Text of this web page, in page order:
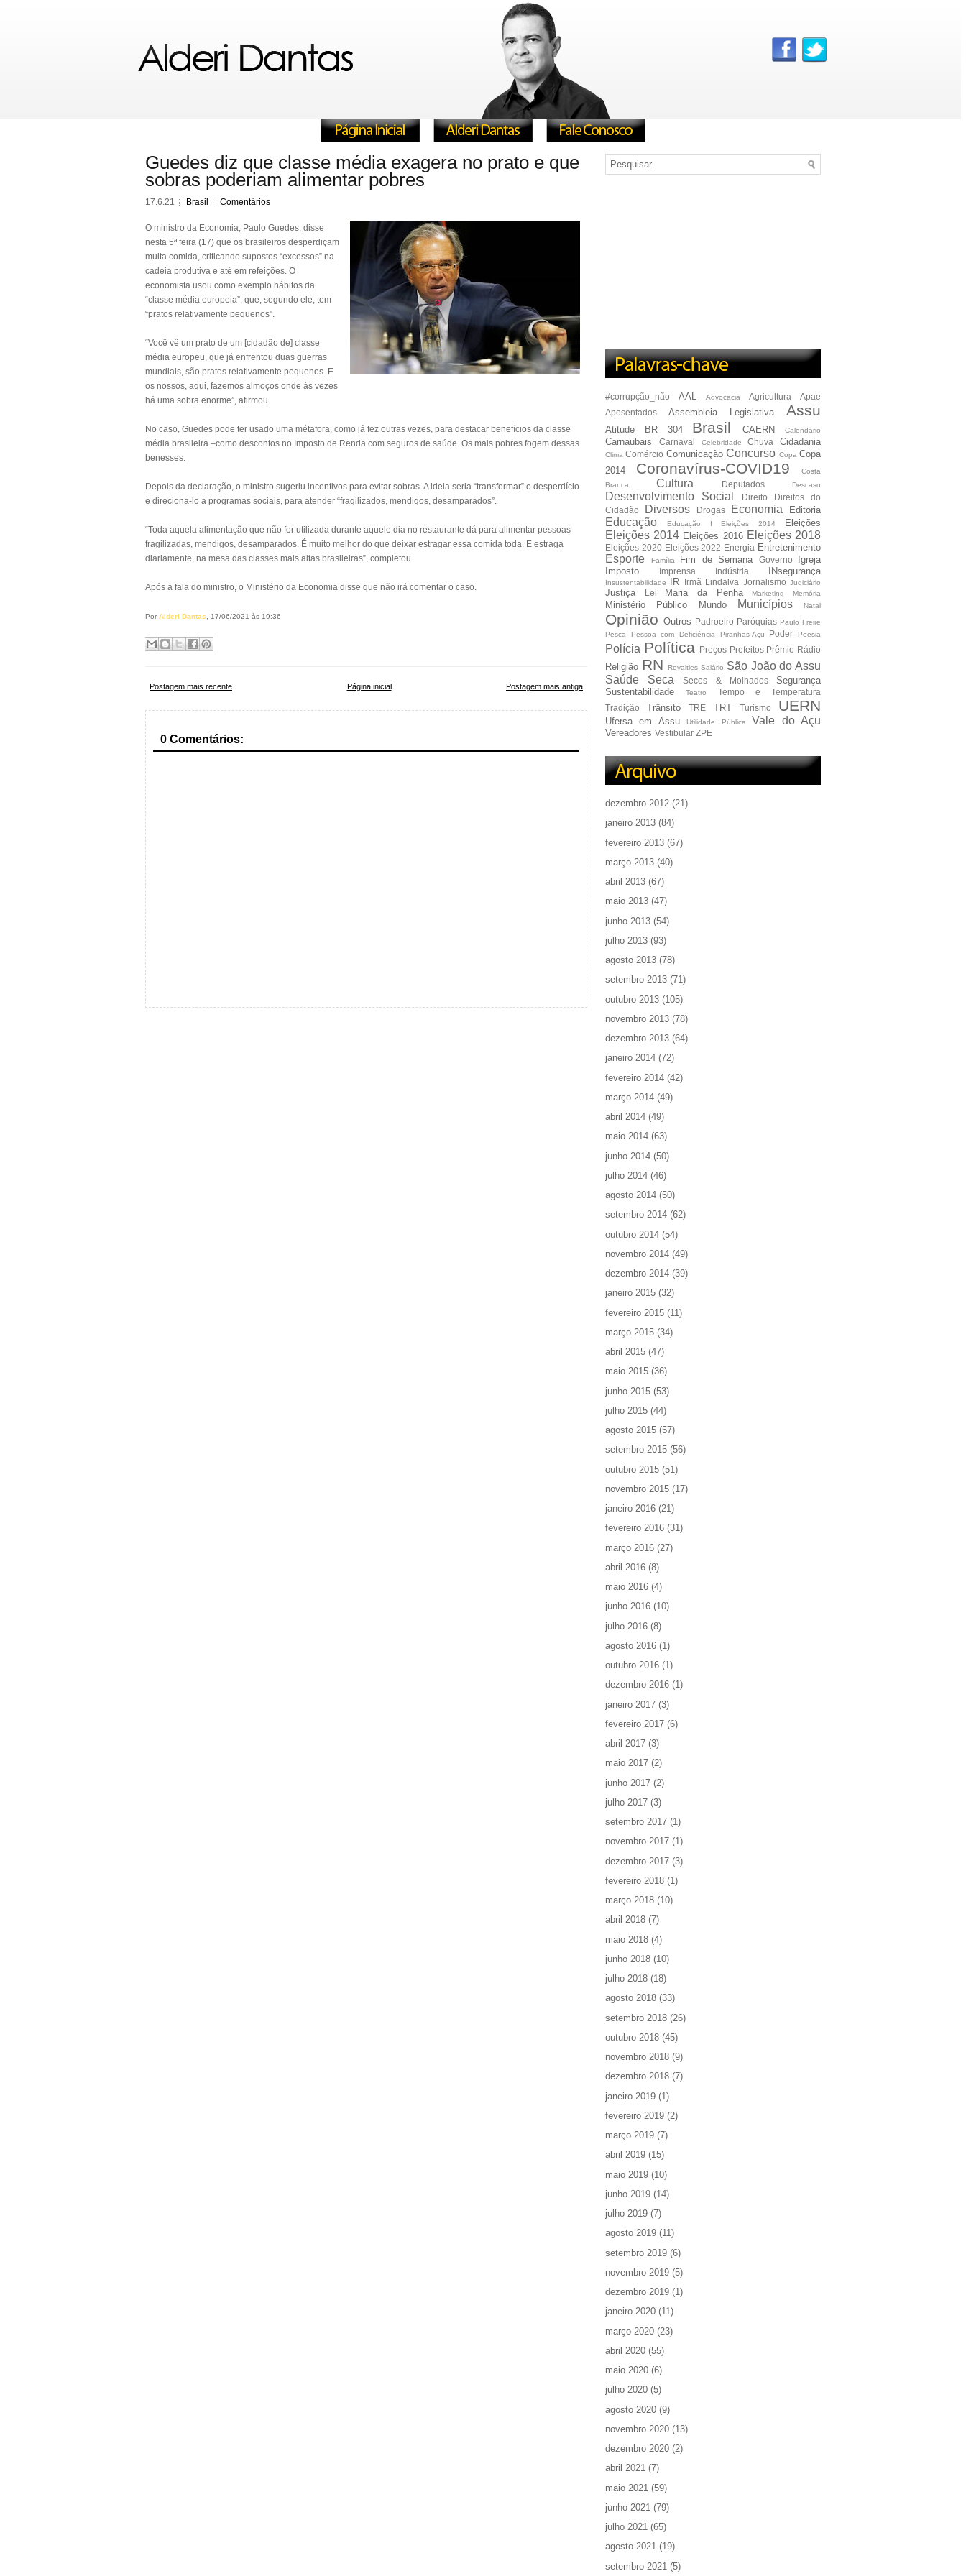
Guedes diz que classe média exagera no prato e que
sobras poderiam alimentar pobres
17.6.21 Brasil Comentários
O ministro da Economia, Paulo Guedes, disse
nesta 5ª feira (17) que os brasileiros desperdiçam
muita comida, criticando supostos “excessos” na
cadeia produtiva e até em refeições. O
economista usou como exemplo hábitos da
“classe média europeia”, que, segundo ele, tem
“pratos relativamente pequenos”.
“Você vê um prato de um [cidadão de] classe
média europeu, que já enfrentou duas guerras
mundiais, são pratos relativamente pequenos. E
os nossos, aqui, fazemos almoços onde às vezes
há uma sobra enorme”, afirmou.
No caso, Guedes pode ter usado uma métafora, como já fez outras vezes, para destacar benefícios da classe
média brasileira –como descontos no Imposto de Renda com seguros de saúde. Os mais pobres fogem dessas
benesses.
Depois da declaração, o ministro sugeriu incentivos para evitar sobras. A ideia seria “transformar” o desperdício
e direciona-lo a programas sociais, para atender “fragilizados, mendigos, desamparados”.
“Toda aquela alimentação que não for utilizada durante aquele dia no restaurante dá para alimentar pessoas
fragilizadas, mendigos, desamparados. É muito melhor do que deixar estragar essa comida toda. E estraga
diariamente, na mesa das classes mais altas brasileiras”, completou.
Após a fala do ministro, o Ministério da Economia disse que não irá comentar o caso.
Por Alderi Dantas , 17/06/2021 às 19:36
Postagem mais recente Postagem mais antiga
Página inicial
0 Comentários:
#corrupção_não AAL Advocacia Agricultura
Apae
Aposentados
Assembleia Legislativa Assu
Atitude BR 304 Brasil CAERN Calendário
Carnaubais Carnaval Celebridade Chuva Cidadania
Clima Comércio Comunicação Concurso Copa Copa
2014
Coronavírus-COVID19
Costa
Branca
Cultura Deputados Descaso
Desenvolvimento Social Direito
Direitos do
Cidadão
Diversos Drogas Economia Editoria
Educação Educação I Eleições 2014 Eleições
Eleições 2014 Eleições 2016 Eleições 2018
Eleições 2020 Eleições 2022 Energia Entretenimento
Esporte Família Fim de Semana Governo
Igreja
Imposto
Imprensa Indústria INsegurança
Insustentabilidade IR Irmã Lindalva Jornalismo Judiciário
Justiça Lei Maria da Penha Marketing Memória
Ministério Público Mundo Municípios Natal
Opinião Outros Padroeiro Paróquias Paulo Freire
Pesca
Pessoa com Deficiência Piranhas-Açu Poder Poesia
Polícia Política Preços Prefeitos Prêmio Rádio
Religião RN Royalties Salário São João do Assu
Saúde
Seca Secos & Molhados
Segurança
Sustentabilidade
Teatro
Tempo e Temperatura
Tradição
Trânsito TRE TRT Turismo UERN
Ufersa em Assu Utilidade Pública Vale do Açu
Vereadores Vestibular ZPE
dezembro 2012 (21)
janeiro 2013 (84)
fevereiro 2013 (67)
março 2013 (40)
abril 2013 (67)
maio 2013 (47)
junho 2013 (54)
julho 2013 (93)
agosto 2013 (78)
setembro 2013 (71)
outubro 2013 (105)
novembro 2013 (78)
dezembro 2013 (64)
janeiro 2014 (72)
fevereiro 2014 (42)
março 2014 (49)
abril 2014 (49)
maio 2014 (63)
junho 2014 (50)
julho 2014 (46)
agosto 2014 (50)
setembro 2014 (62)
outubro 2014 (54)
novembro 2014 (49)
dezembro 2014 (39)
janeiro 2015 (32)
fevereiro 2015 (11)
março 2015 (34)
abril 2015 (47)
maio 2015 (36)
junho 2015 (53)
julho 2015 (44)
agosto 2015 (57)
setembro 2015 (56)
outubro 2015 (51)
novembro 2015 (17)
janeiro 2016 (21)
fevereiro 2016 (31)
março 2016 (27)
abril 2016 (8)
maio 2016 (4)
junho 2016 (10)
julho 2016 (8)
agosto 2016 (1)
outubro 2016 (1)
dezembro 2016 (1)
janeiro 2017 (3)
fevereiro 2017 (6)
abril 2017 (3)
maio 2017 (2)
junho 2017 (2)
julho 2017 (3)
setembro 2017 (1)
novembro 2017 (1)
dezembro 2017 (3)
fevereiro 2018 (1)
março 2018 (10)
abril 2018 (7)
maio 2018 (4)
junho 2018 (10)
julho 2018 (18)
agosto 2018 (33)
setembro 2018 (26)
outubro 2018 (45)
novembro 2018 (9)
dezembro 2018 (7)
janeiro 2019 (1)
fevereiro 2019 (2)
março 2019 (7)
abril 2019 (15)
maio 2019 (10)
junho 2019 (14)
julho 2019 (7)
agosto 2019 (11)
setembro 2019 (6)
novembro 2019 (5)
dezembro 2019 (1)
janeiro 2020 (11)
março 2020 (23)
abril 2020 (55)
maio 2020 (6)
julho 2020 (5)
agosto 2020 (9)
novembro 2020 (13)
dezembro 2020 (2)
abril 2021 (7)
maio 2021 (59)
junho 2021 (79)
julho 2021 (65)
agosto 2021 (19)
setembro 2021 (5)